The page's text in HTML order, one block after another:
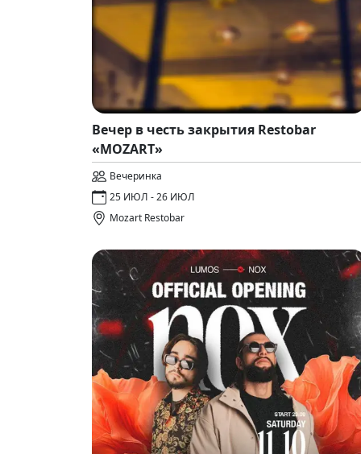
Вечер в честь закрытия Restobar
«MOZART»
Вечеринка
25 ИЮЛ - 26 ИЮЛ
Mozart Restobar